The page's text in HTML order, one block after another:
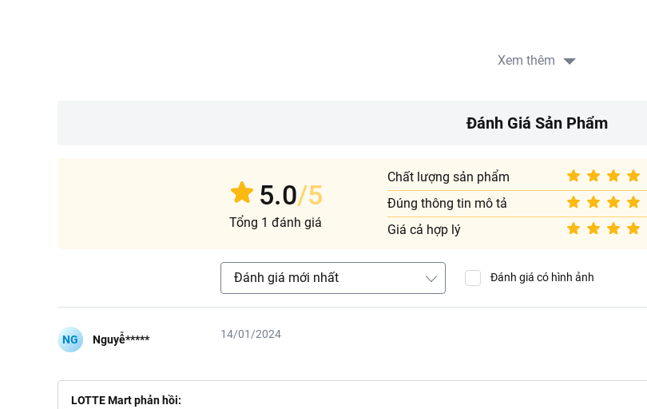
Xem thêm
Đánh Giá Sản Phẩm
5.0/5
Tổng 1 đánh giá
Chất lượng sản phẩm
Đúng thông tin mô tả
Giá cả hợp lý
Đánh giá mới nhất Đánh giá có hình ảnh
NG Nguyễ***** 14/01/2024
LOTTE Mart phản hồi: